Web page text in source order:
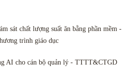
sát chất lượng suất ăn bằng phần mềm -
trình giáo dục
AI cho cán bộ quản lý - TTTT&CTGD